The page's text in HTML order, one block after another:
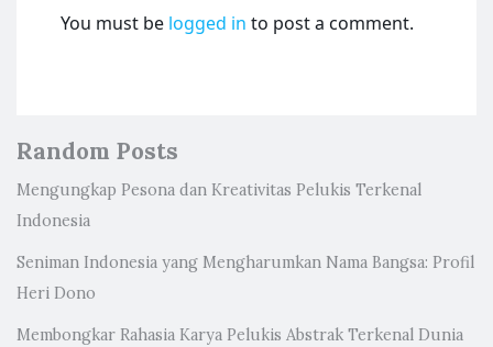
You must be logged in to post a comment.
Random Posts
Mengungkap Pesona dan Kreativitas Pelukis Terkenal
Indonesia
Seniman Indonesia yang Mengharumkan Nama Bangsa: Profil
Heri Dono
Membongkar Rahasia Karya Pelukis Abstrak Terkenal Dunia